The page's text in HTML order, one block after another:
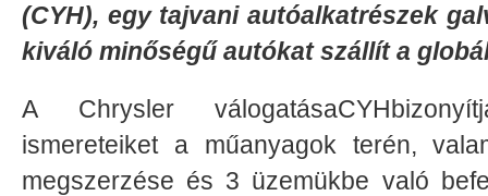
(CYH), egy tajvani autóalkatrészek
kiváló minőségű autókat szállít a
A Chrysler
ismereteiket a műanyagok terén,
megszerzése és 3 üzemükbe való